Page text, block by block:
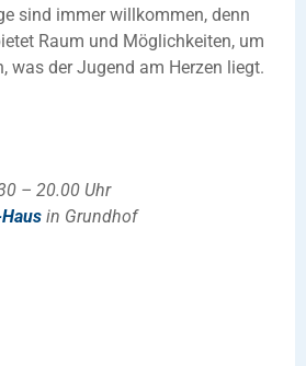
sind immer willkommen, denn
Raum und Möglichkeiten, um
was der Jugend am Herzen liegt.
– 20.00 Uhr
in Grundhof